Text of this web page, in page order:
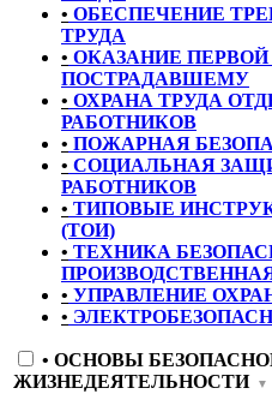
• ОБЕСПЕЧЕНИЕ
ТРУДА
• ОКАЗАНИЕ
ПОСТРАДАВШЕМУ
• ОХРАНА ТРУДА
РАБОТНИКОВ
• ПОЖАРНАЯ
• СОЦИАЛЬНАЯ
РАБОТНИКОВ
• ТИПОВЫЕ
(ТОИ)
• ТЕХНИКА
• УПРАВЛЕНИЕ
•
• ОСНОВЫ
ЖИЗНЕДЕЯТЕЛЬНОСТИ ▼